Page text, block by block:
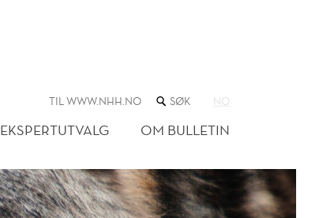
TIL WWW.NHH.NO SØK
NETTSTEDET
NO
EKSPERTUTVALG OM BULLETIN